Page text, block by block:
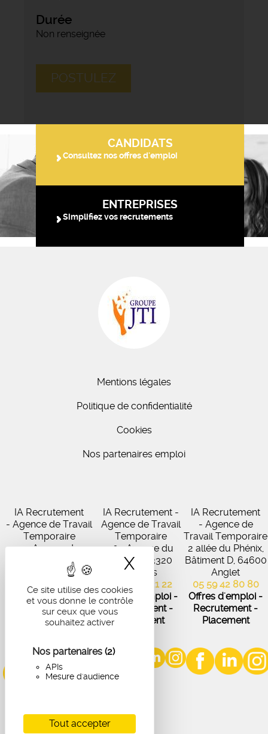
Ce site utilise des cookies
et vous donne le contrôle
sur ceux que vous
souhaitez activer
Nos partenaires (2)
APIs
Mesure d'audience
Tout accepter
X Masquer le
Durée
Non renseignée
POSTULEZ
CANDIDATS
Consultez nos offres d'emploi
ENTREPRISES
Simplifiez vos recrutements
Mentions légales
Politique de confidentialité
Cookies
Nos partenaires emploi
IA Recrutement
- Agence de Travail
Temporaire
27 Avenue de
Virecourt, 33370
Artigues-près-
Bordeaux
05 56 67 48 57
Offres d'emploi -
Recrutement -
IA Recrutement -
Agence de Travail
Temporaire
102 Avenue du
Médoc, 33320
Eysines
05 56 45 21 22
Offres d'emploi -
Recrutement -
Placement
IA Recrutement
- Agence de
Travail Temporaire
2 allée du Phénix,
Bâtiment D, 64600
Anglet
05 59 42 80 80
Offres d'emploi -
Recrutement -
Placement